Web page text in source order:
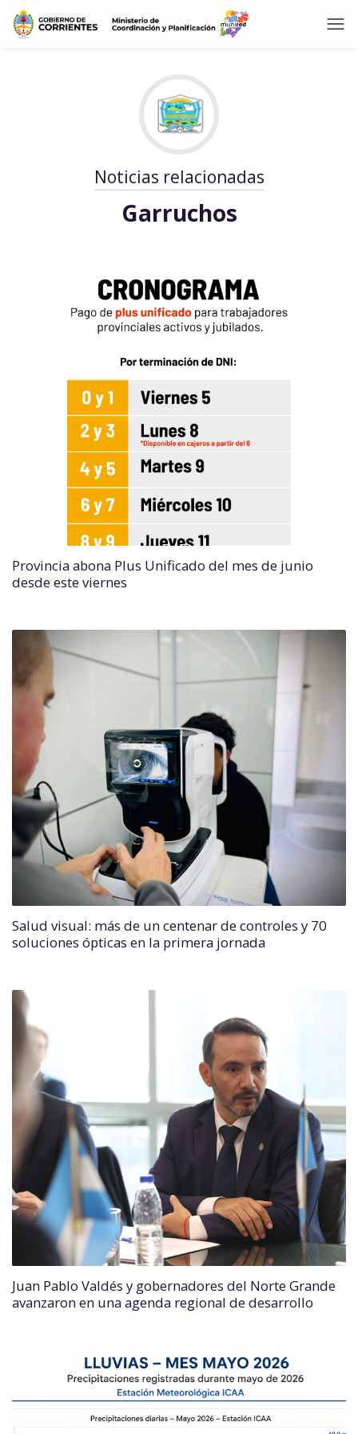
Noticias relacionadas
Garruchos
Provincia abona Plus Unificado del mes de junio
desde este viernes
Salud visual: más de un centenar de controles y 70
soluciones ópticas en la primera jornada
Juan Pablo Valdés y gobernadores del Norte Grande
avanzaron en una agenda regional de desarrollo